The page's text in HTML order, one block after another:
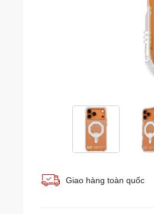
Giao hàng toàn quốc